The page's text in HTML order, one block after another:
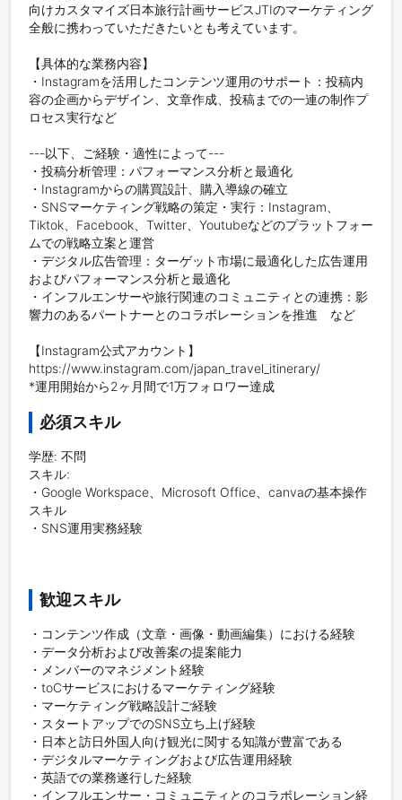
向けカスタマイズ日本旅行計画サービスJTIのマーケティング
全般に携わっていただきたいとも考えています。
【具体的な業務内容】
・Instagramを活用したコンテンツ運用のサポート：投稿内
容の企画からデザイン、文章作成、投稿までの一連の制作プ
ロセス実行など
---以下、ご経験・適性によって---
・投稿分析管理：パフォーマンス分析と最適化
・Instagramからの購買設計、購入導線の確立
・SNSマーケティング戦略の策定・実行：Instagram、
Tiktok、Facebook、Twitter、Youtubeなどのプラットフォー
ムでの戦略立案と運営
・デジタル広告管理：ターゲット市場に最適化した広告運用
およびパフォーマンス分析と最適化
・インフルエンサーや旅行関連のコミュニティとの連携：影
響力のあるパートナーとのコラボレーションを推進　など
【Instagram公式アカウント】
https://www.instagram.com/japan_travel_itinerary/
*運用開始から2ヶ月間で1万フォロワー達成
必須スキル
学歴: 不問
スキル:
・Google Workspace、Microsoft Office、canvaの基本操作
スキル
・SNS運用実務経験
歓迎スキル
・コンテンツ作成（文章・画像・動画編集）における経験
・データ分析および改善案の提案能力
・メンバーのマネジメント経験
・toCサービスにおけるマーケティング経験
・マーケティング戦略設計ご経験
・スタートアップでのSNS立ち上げ経験
・日本と訪日外国人向け観光に関する知識が豊富である
・デジタルマーケティングおよび広告運用経験
・英語での業務遂行した経験
・インフルエンサー・コミュニティとのコラボレーション経